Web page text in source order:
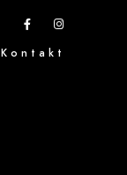
Kontakt